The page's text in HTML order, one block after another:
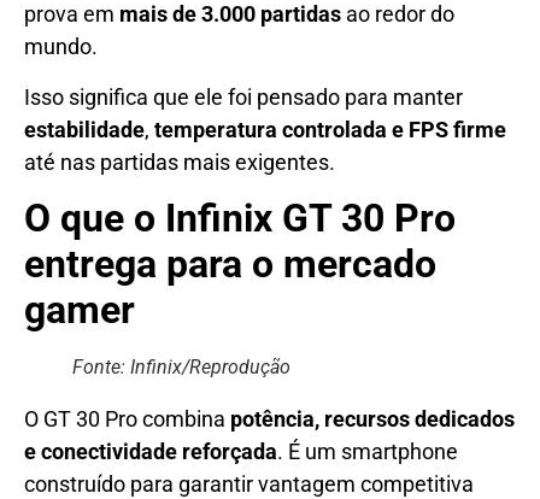
prova em mais de 3.000 partidas ao redor do
mundo.
Isso significa que ele foi pensado para manter
estabilidade, temperatura controlada e FPS firme
até nas partidas mais exigentes.
O que o Infinix GT 30 Pro
entrega para o mercado
gamer
Fonte: Infinix/Reprodução
O GT 30 Pro combina potência, recursos dedicados
e conectividade reforçada. É um smartphone
construído para garantir vantagem competitiva